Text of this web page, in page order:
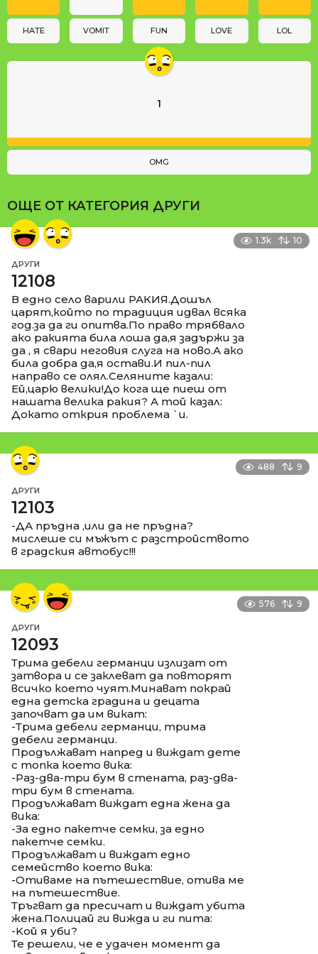
o
HATE VOMIT FUN LOVE LOL
1
OMG
ОЩЕ ОТ КАТЕГОРИЯ ДРУГИ
1.3k 10
ДРУГИ
12108
В едно село варили РАКИЯ.Дошъл
царят,който по традиция идвал всяка
год.за да ги опитва.По право трябвало
ако ракията била лоша да,я задържи за
да , я свари неговия слуга на ново.А ако
била добра да,я остави.И пил-пил
направо се олял.Селяните казали:
Ей,царю велики!До кога ще пиеш от
нашата велика ракия? А той казал:
Докато открия проблема `и.
488 9
ДРУГИ
12103
-ДА пръдна ,или да не пръдна?
мислеше си мъжът с разстройството
в градския автобус!!!
576 9
ДРУГИ
12093
Трима дебели германци излизат от
затвора и се заклеват да повторят
всичко което чуят.Минават покрай
една детска градина и децата
започват да им викат:
-Трима дебели германци, трима
дебели германци.
Продължават напред и виждат дете
с топка което вика:
-Раз-два-три бум в стената, раз-два-
три бум в стената.
Продължават виждат една жена да
вика:
-За едно пакетче семки, за едно
пакетче семки.
Продължават и виждат едно
семейство което вика:
-Отиваме на пътешествие, отива ме
на пътешествие.
Тръгват да пресичат и виждат убита
жена.Полицай ги вижда и ги пита:
-Koй я уби?
Те решели, че е удачен момент да